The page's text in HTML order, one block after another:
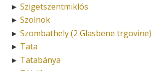
► Szigetszentmiklós
► Szolnok
► Szombathely (2 Glasbene trgovine)
► Tata
► Tatabánya